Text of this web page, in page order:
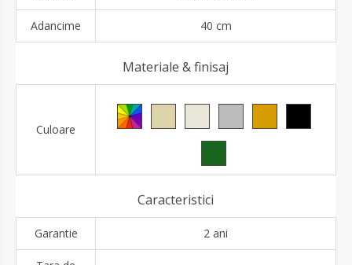
Adancime 40 cm
Materiale & finisaj
Culoare
Caracteristici
Garantie 2 ani